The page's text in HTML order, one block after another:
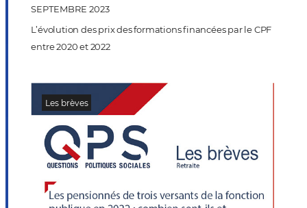
SEPTEMBRE 2023
L’évolution des prix des formations financées par le CPF
entre 2020 et 2022
Les brèves